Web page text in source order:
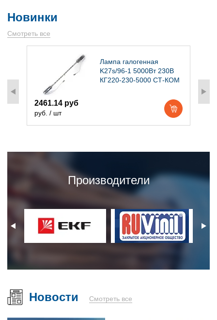
Новинки
Смотреть все
Лампа галогенная
K27s/96-1 5000Вт 230В
КГ220-230-5000 СТ-КОМ
2461.14 руб
руб. / шт
Производители
Новости Смотреть все